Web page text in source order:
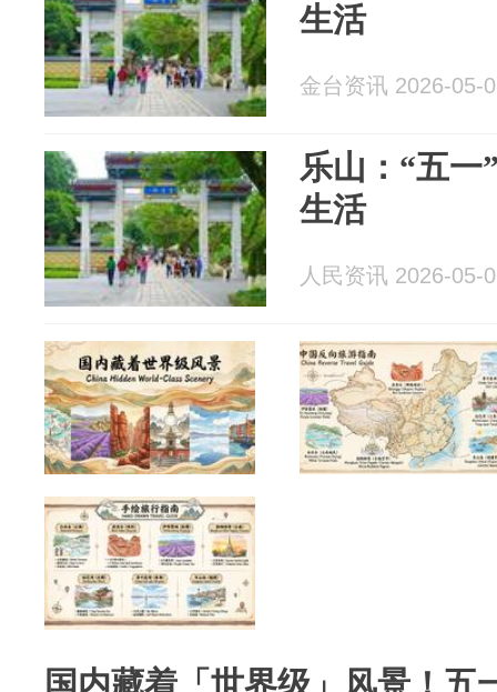
生活
金台资讯 2026-05-
乐山：“五一
生活
人民资讯 2026-05-
国内藏着「世界级」风景！五